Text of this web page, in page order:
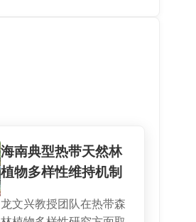
海南典型热带天然林
植物多样性维持机制
龙文兴教授团队在热带森